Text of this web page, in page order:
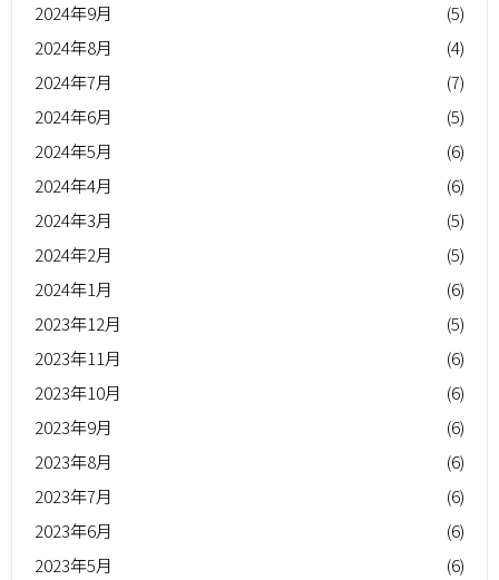
2024年9月
(5)
2024年8月
(4)
2024年7月
(7)
2024年6月
(5)
2024年5月
(6)
2024年4月
(6)
2024年3月
(5)
2024年2月
(5)
2024年1月
(6)
2023年12月
(5)
2023年11月
(6)
2023年10月
(6)
2023年9月
(6)
2023年8月
(6)
2023年7月
(6)
2023年6月
(6)
2023年5月
(6)